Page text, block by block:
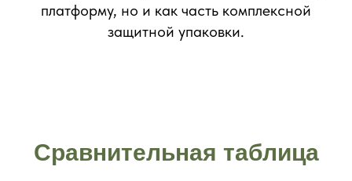
платформу, но и как часть комплексной
защитной упаковки.
Сравнительная таблица